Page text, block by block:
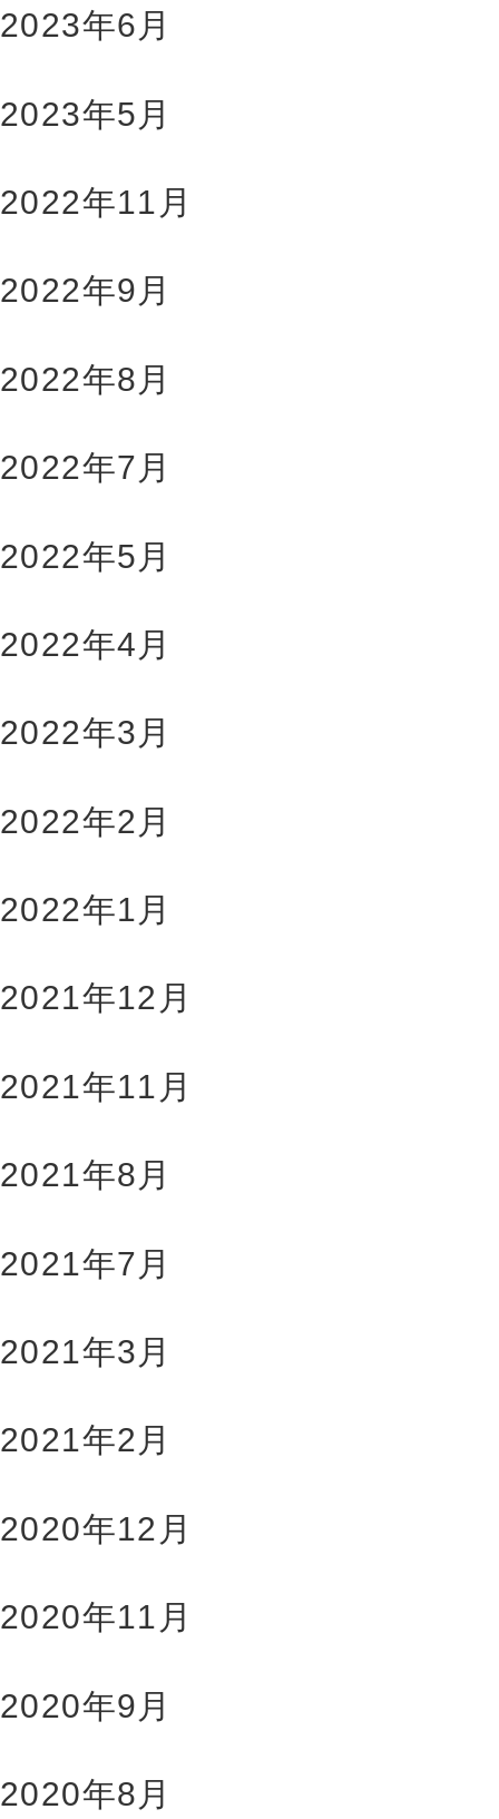
2023年6月
2023年5月
2022年11月
2022年9月
2022年8月
2022年7月
2022年5月
2022年4月
2022年3月
2022年2月
2022年1月
2021年12月
2021年11月
2021年8月
2021年7月
2021年3月
2021年2月
2020年12月
2020年11月
2020年9月
2020年8月